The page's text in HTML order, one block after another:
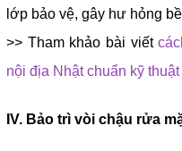
lớp bảo vệ, gây hư hỏng
>> Tham khảo bài viết
nội địa Nhật chuẩn kỹ thuật
IV. Bảo trì vòi chậu rửa